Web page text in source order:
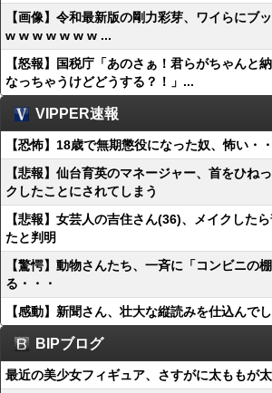
【画像】令和最新版の剛力彩芽、ワイらにブ
w w w w w w w ...
【怒報】国税庁「あのさぁ！君らがちゃんと
なっちゃうけどどうする？！」...
VIPPER速報
【恐怖】18歳で無期懲役になった奴、怖い・
【悲報】仙台育英のマネージャー、首をひね
クしたことにされてしまう
【悲報】女芸人の吉住さん(36)、メイクした
たと判明
【驚愕】動物さんたち、一斉に「コンビニの
る・・・
【感動】新聞さん、壮大な縦読みを仕込んで
BIPブログ
最近の美少女フィギュア、さすがに太ももが